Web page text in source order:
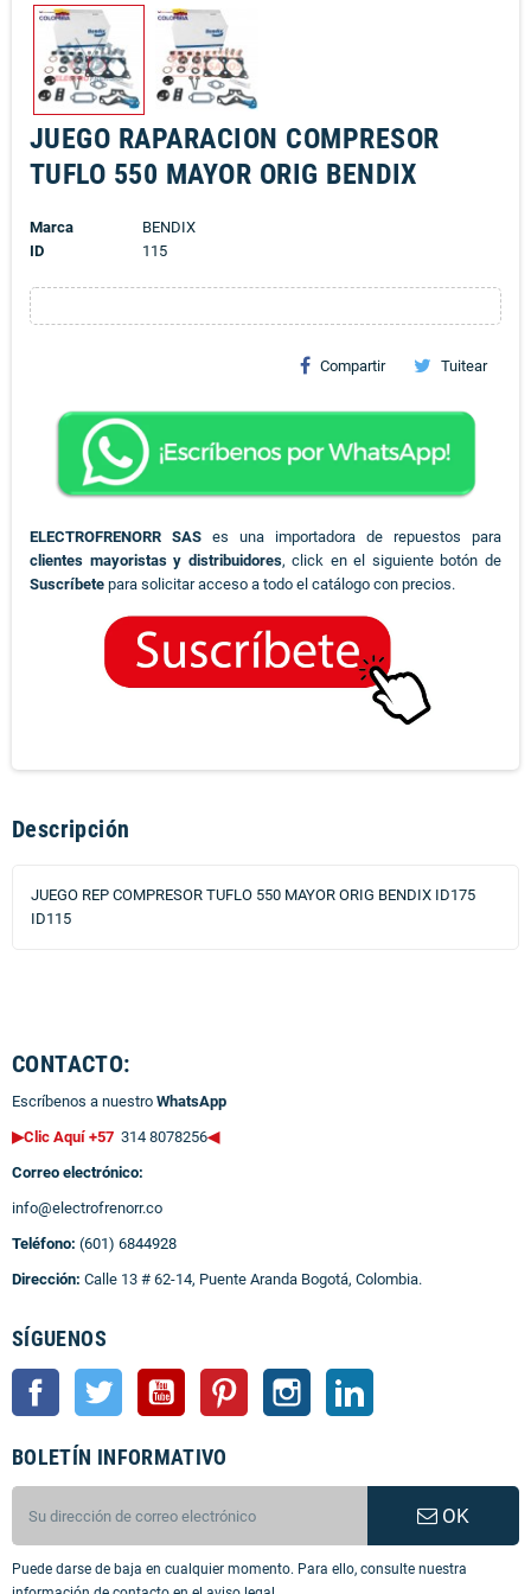
JUEGO RAPARACION COMPRESOR
TUFLO 550 MAYOR ORIG BENDIX
Marca
BENDIX
ID
115
Compartir Tuitear
ELECTROFRENORR SAS es una importadora de repuestos para
clientes mayoristas y distribuidores, click en el siguiente botón de
Suscríbete para solicitar acceso a todo el catálogo con precios.
Descripción
JUEGO REP COMPRESOR TUFLO 550 MAYOR ORIG BENDIX ID175
ID115
CONTACTO:
Escríbenos a nuestro WhatsApp
▶Clic Aquí +57 314 8078256◀
Correo electrónico:
info@electrofrenorr.co
Teléfono: (601) 6844928
Dirección: Calle 13 # 62-14, Puente Aranda Bogotá, Colombia.
SÍGUENOS
Facebook Twitter YouTube Pinterest Instagram
BOLETÍN INFORMATIVO
OK
Puede darse de baja en cualquier momento. Para ello, consulte nuestra